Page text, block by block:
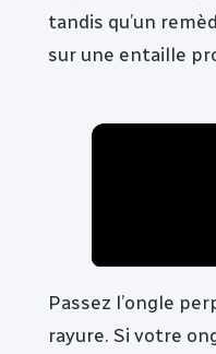
tandis qu’un
sur une entaille
Passez l’ongle
rayure. Si votre